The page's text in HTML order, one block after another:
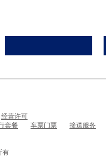
经营许可
套餐 车票门票 接送服务
有